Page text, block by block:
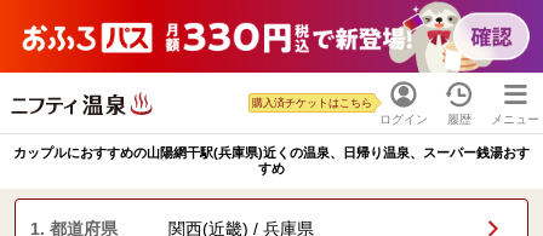
ログイン
購入済チケットはこちら
履歴 メニュー
カップルにおすすめの山陽網干駅(兵庫県)近くの温泉、日帰り温泉、スーパー銭湯おす
すめ
1. 都道府県 関西(近畿) / 兵庫県